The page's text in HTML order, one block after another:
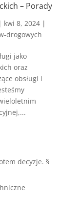
– Porady
kwi 8, 2024|
drogowych
jako
oraz
obsługi i
decyzje. §